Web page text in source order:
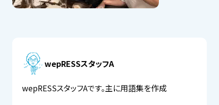
wepRESSスタッフA
wepRESSスタッフAです。主に用語集を作成